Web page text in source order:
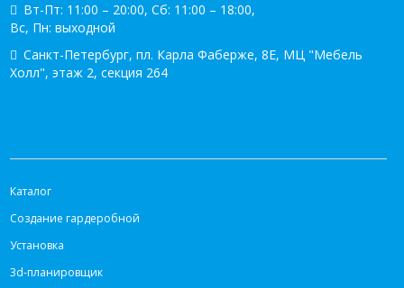
Вт-Пт: 11:00 – 20:00, Сб: 11:00 – 18:00,
Вс, Пн: выходной
Санкт-Петербург, пл. Карла Фаберже, 8Е, МЦ "Мебель
Холл", этаж 2, секция 264
Каталог
Создание гардеробной
Установка
3d-планировщик